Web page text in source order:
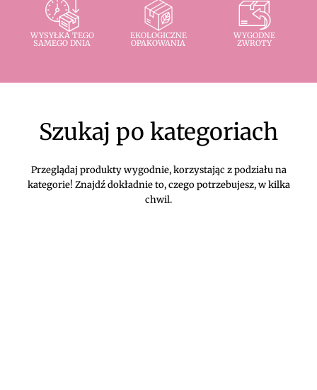
WYSYŁKA TEGO
SAMEGO DNIA
EKOLOGICZNE
OPAKOWANIA
WYGODNE
ZWROTY
Szukaj po kategoriach
Przeglądaj produkty wygodnie, korzystając z podziału na
kategorie! Znajdź dokładnie to, czego potrzebujesz, w kilka
chwil.